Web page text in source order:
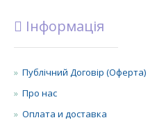
Інформація
Публічний Договір (Оферта)
Про нас
Оплата и доставка